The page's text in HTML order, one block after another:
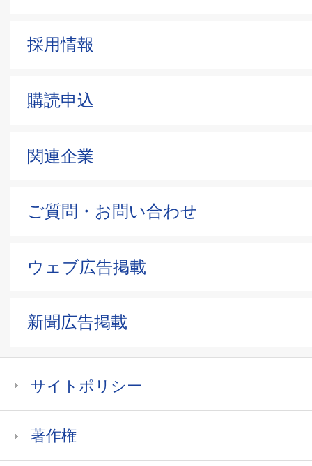
採用情報
購読申込
関連企業
ご質問・お問い合わせ
ウェブ広告掲載
新聞広告掲載
サイトポリシー
著作権